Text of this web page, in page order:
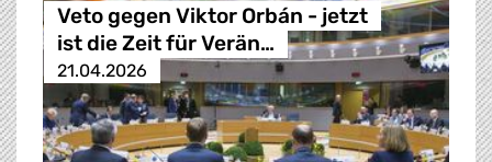
Veto gegen Viktor Orbán - jetzt
ist die Zeit für Verän…
21.04.2026